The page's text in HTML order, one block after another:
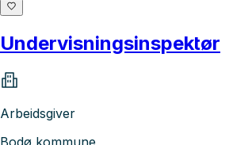
Undervisningsinspektør
Arbeidsgiver
Bodø kommune